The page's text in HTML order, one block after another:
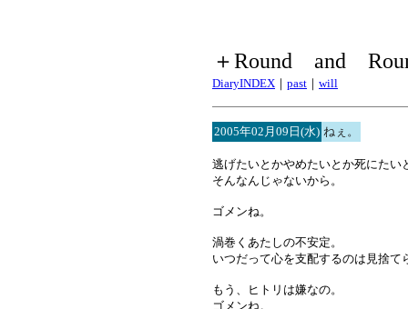
＋Round and
DiaryINDEX ｜ past ｜ will
2005年02月09日(水) ねぇ。
逃げたいとかやめたいとか死にたい
そんなんじゃないから。
ゴメンね。
渦巻くあたしの不安定。
いつだって心を支配するのは見捨て
もう、ヒトリは嫌なの。
ゴメンね。